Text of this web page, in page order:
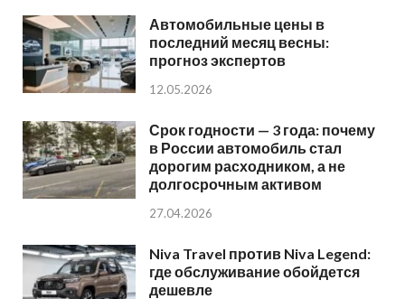
Автомобильные цены в
последний месяц весны:
прогноз экспертов
12.05.2026
Срок годности — 3 года: почему
в России автомобиль стал
дорогим расходником, а не
долгосрочным активом
27.04.2026
Niva Travel против Niva Legend:
где обслуживание обойдется
дешевле